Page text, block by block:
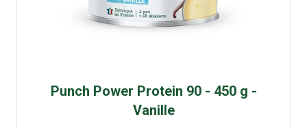
Punch Power Protein 90 - 450 g -
Vanille